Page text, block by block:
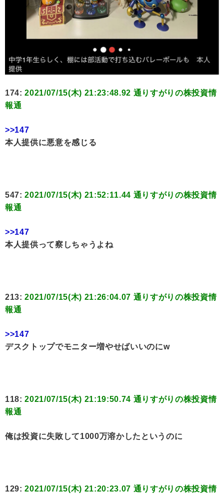
174:2021/07/15(木) 21:23:48.92 通りすがりの株投資情
報通
>>147
本人提供に悪意を感じる
547:2021/07/15(木) 21:52:11.44 通りすがりの株投資情
報通
>>147
本人提供って察しちゃうよね
213:2021/07/15(木) 21:26:04.07 通りすがりの株投資情
報通
>>147
デスクトップでモニター増やせばいいのにw
118:2021/07/15(木) 21:19:50.74 通りすがりの株投資情
報通
俺は投資に失敗して1000万溶かしたというのに
129:2021/07/15(木) 21:20:23.07 通りすがりの株投資情